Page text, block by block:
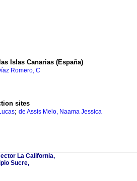
Islas Canarias (España)
Romero, C
sites
; de Assis Melo, Naama Jessica
La California,
Sucre,